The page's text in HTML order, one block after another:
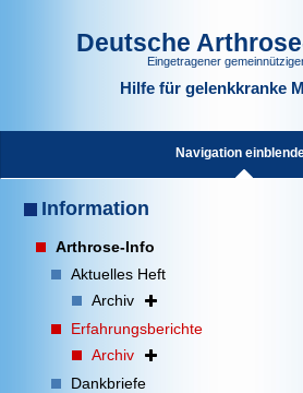
Deutsche
Eingetragener
Hilfe für gelenkkranke
Navigation
Information
Arthrose-Info
Aktuelles Heft
Archiv
Erfahrungsberichte
Archiv
Dankbriefe